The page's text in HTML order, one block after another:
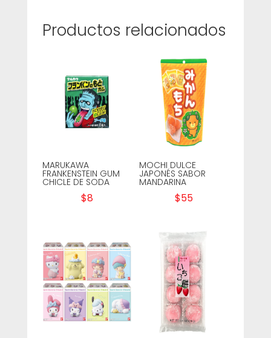
Productos relacionados
MARUKAWA
FRANKENSTEIN GUM
CHICLE DE SODA
$8
MOCHI DULCE
JAPONÉS SABOR
MANDARINA
$55